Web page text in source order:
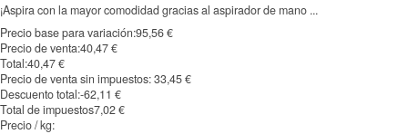
¡Aspira con la mayor comodidad gracias al aspirador de mano ...
Precio base para variación:95,56 €
Precio de venta:40,47 €
Total:40,47 €
Precio de venta sin impuestos:33,45 €
Descuento total:-62,11 €
Total de impuestos7,02 €
Precio / kg: